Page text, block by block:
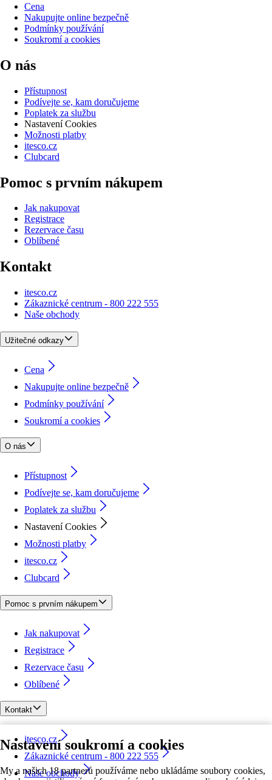
Nastavení soukromí a cookies
My a našich 18 partnerů používáme nebo ukládáme soubory cookies,
Cena
Nakupujte online bezpečně
Podmínky používání
Soukromí a cookies
O nás
Přístupnost
Podívejte se, kam doručujeme
Poplatek za službu
Nastavení Cookies
Možnosti platby
itesco.cz
Clubcard
Pomoc s prvním nákupem
Jak nakupovat
Registrace
Rezervace času
Oblíbené
Kontakt
itesco.cz
Zákaznické centrum - 800 222 555
Naše obchody
Užitečné odkazy
Cena
Nakupujte online bezpečně
Podmínky používání
Soukromí a cookies
O nás
Přístupnost
Podívejte se, kam doručujeme
Poplatek za službu
Nastavení Cookies
Možnosti platby
itesco.cz
Clubcard
Pomoc s prvním nákupem
Jak nakupovat
Registrace
Rezervace času
Oblíbené
Kontakt
itesco.cz
Zákaznické centrum - 800 222 555
Naše obchody